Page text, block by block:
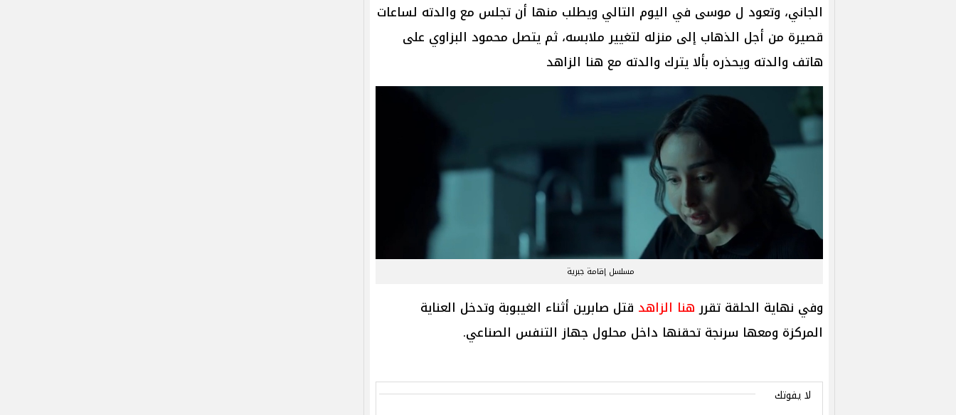
الجاني، وتعود ل موسى في اليوم التالي ويطلب منها أن تجلس مع والدته لساعات
قصيرة من أجل الذهاب إلى منزله لتغيير ملابسه، ثم يتصل محمود البزاوي على
هاتف والدته ويحذره بألا يترك والدته مع هنا الزاهد
مسلسل إقامة جبرية
وفي نهاية الحلقة تقررهنا الزاهد قتل صابرين أثناء الغيبوبة وتدخل العناية
المركزة ومعها سرنجة تحقنها داخل محلول جهاز التنفس الصناعي.
لا يفوتك